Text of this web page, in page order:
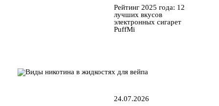
Рейтинг 2025 года: 12
лучших вкусов
электронных сигарет
PuffMi
24.07.2026